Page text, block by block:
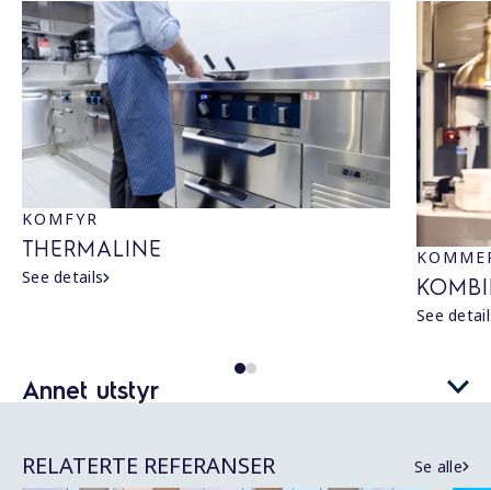
KOMFYR
THERMALINE
See details
See
Annet utstyr
SKYLINE BLÅSEKJØLER/-FRYSER
See details
RELATERTE REFERANSER Se alle